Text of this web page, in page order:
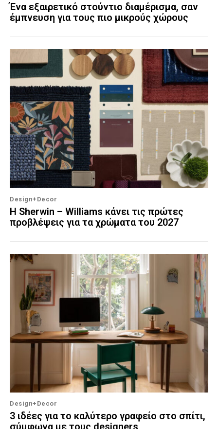
Ένα εξαιρετικό στούντιο διαμέρισμα, σαν
έμπνευση για τους πιο μικρούς χώρους
Design+Decor
Η Sherwin – Williams κάνει τις πρώτες
προβλέψεις για τα χρώματα του 2027
Design+Decor
3 ιδέες για το καλύτερο γραφείο στο σπίτι,
σύμφωνα με τους designers